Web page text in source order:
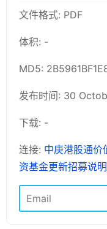
文件格式: PDF
体积: -
MD5:
发布时间: 30
下载: -
连接: 中庚港股通价
资基金更新招募说